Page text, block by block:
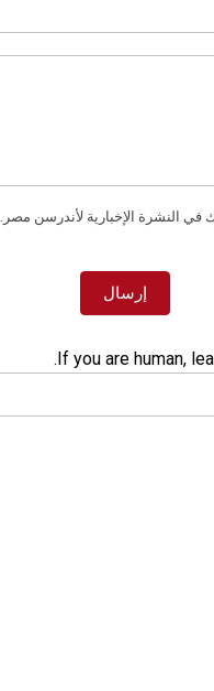
في النشرة الإخبارية لأندرسن مصر.
إرسال
If you are human,